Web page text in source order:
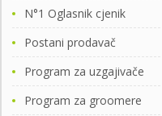
N°1 Oglasnik cjenik
Postani prodavač
Program za uzgajivače
Program za groomere